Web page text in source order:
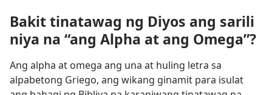
Bakit tinatawag ng Diyos ang sarili
niya na “ang Alpha at ang Omega”?
Ang alpha at omega ang una at huling letra sa
alpabetong Griego, ang wikang ginamit para isulat